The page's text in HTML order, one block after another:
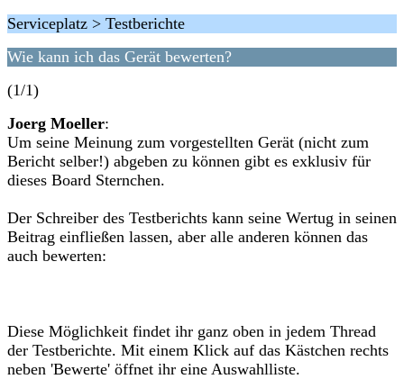
Serviceplatz > Testberichte
Wie kann ich das Gerät bewerten?
(1/1)
Joerg Moeller:
Um seine Meinung zum vorgestellten Gerät (nicht zum
Bericht selber!) abgeben zu können gibt es exklusiv für
dieses Board Sternchen.
Der Schreiber des Testberichts kann seine Wertug in seinen
Beitrag einfließen lassen, aber alle anderen können das
auch bewerten:
Diese Möglichkeit findet ihr ganz oben in jedem Thread
der Testberichte. Mit einem Klick auf das Kästchen rechts
neben 'Bewerte' öffnet ihr eine Auswahlliste.